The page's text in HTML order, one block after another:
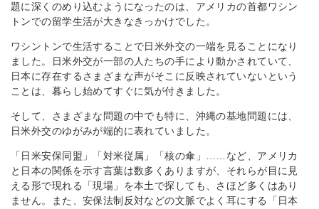
題に深くのめり込むようになったのは、アメリカの首都ワシン
トンでの留学生活が大きなきっかけでした。
ワシントンで生活することで日米外交の一端を見ることになり
ました。日米外交が一部の人たちの手により動かされていて、
日本に存在するさまざまな声がそこに反映されていないという
ことは、暮らし始めてすぐに気が付きました。
そして、さまざまな問題の中でも特に、沖縄の基地問題には、
日米外交のゆがみが端的に表れていました。
「日米安保同盟」「対米従属」「核の傘」……など、アメリカ
と日本の関係を示す言葉は数多くありますが、それらが目に見
える形で現れる「現場」を本土で探しても、さほど多くはあり
ません。また、安保法制反対などの文脈でよく耳にする「日本